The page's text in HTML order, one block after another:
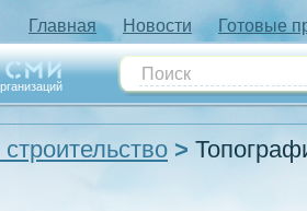
Главная Новости Готовые